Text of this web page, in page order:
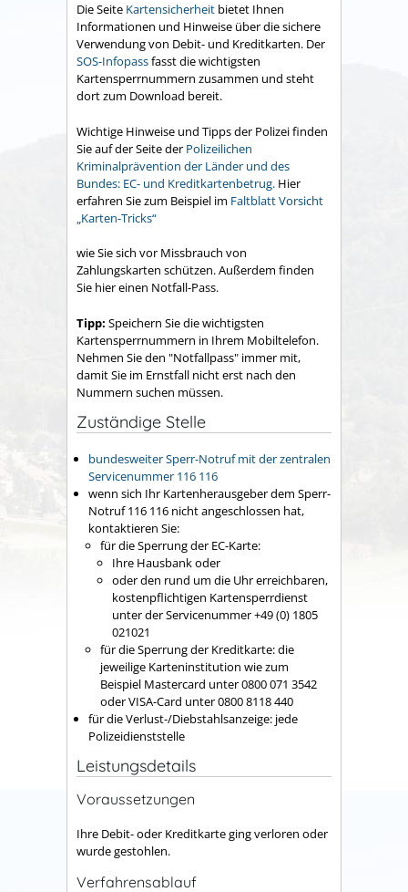
Die Seite Kartensicherheit bietet Ihnen
Informationen und Hinweise über die sichere
Verwendung von Debit- und Kreditkarten. Der
SOS-Infopassfasst die wichtigsten
Kartensperrnummern zusammen und steht
dort zum Download bereit.
Wichtige Hinweise und Tipps der Polizei finden
Sie auf der Seite der Polizeilichen
Kriminalprävention der Länder und des
Bundes: EC- und Kreditkartenbetrug. Hier
erfahren Sie zum Beispiel im Faltblatt Vorsicht
„Karten-Tricks“
wie Sie sich vor Missbrauch von
Zahlungskarten schützen. Außerdem finden
Sie hier einen Notfall-Pass.
Tipp: Speichern Sie die wichtigsten
Kartensperrnummern in Ihrem Mobiltelefon.
Nehmen Sie den "Notfallpass" immer mit,
damit Sie im Ernstfall nicht erst nach den
Nummern suchen müssen.
Zuständige Stelle
bundesweiter Sperr-Notruf mit der zentralen
Servicenummer 116 116
wenn sich Ihr Kartenherausgeber dem Sperr-
Notruf 116 116 nicht angeschlossen hat,
kontaktieren Sie:
für die Sperrung der EC-Karte:
Ihre Hausbank oder
oder den rund um die Uhr erreichbaren,
kostenpflichtigen Kartensperrdienst
unter der Servicenummer +49 (0) 1805
021021
für die Sperrung der Kreditkarte: die
jeweilige Karteninstitution wie zum
Beispiel Mastercard unter 0800 071 3542
oder VISA-Card unter 0800 8118 440
für die Verlust-/Diebstahlsanzeige: jede
Polizeidienststelle
Leistungsdetails
Voraussetzungen
Ihre Debit- oder Kreditkarte ging verloren oder
wurde gestohlen.
Verfahrensablauf